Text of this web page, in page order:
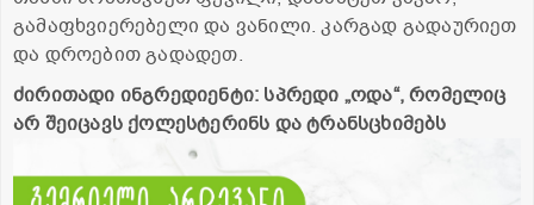
გამაფხვიერებელი და ვანილი. კარგად გადაურიეთ
და დროებით გადადეთ.
ძირითადი ინგრედიენტი: სპრედი „ოდა“, რომელიც
არ შეიცავს ქოლესტერინს და ტრანსცხიმებს